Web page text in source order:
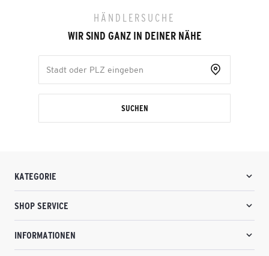
HÄNDLERSUCHE
WIR SIND GANZ IN DEINER NÄHE
SUCHEN
KATEGORIE
SHOP SERVICE
INFORMATIONEN